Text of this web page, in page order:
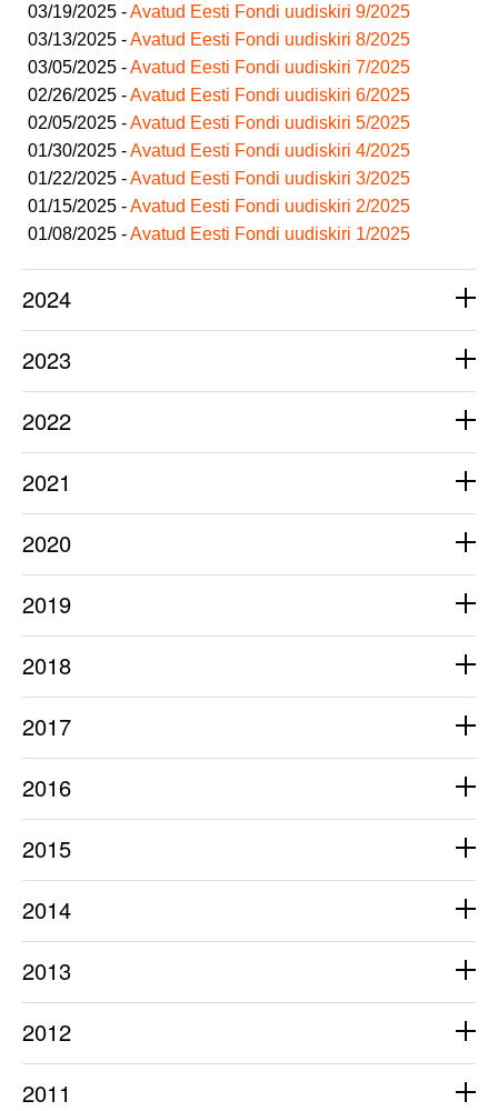
03/19/2025 -Avatud Eesti Fondi uudiskiri 9/2025
03/13/2025 -Avatud Eesti Fondi uudiskiri 8/2025
03/05/2025 -Avatud Eesti Fondi uudiskiri 7/2025
02/26/2025 -Avatud Eesti Fondi uudiskiri 6/2025
02/05/2025 -Avatud Eesti Fondi uudiskiri 5/2025
01/30/2025 -Avatud Eesti Fondi uudiskiri 4/2025
01/22/2025 -Avatud Eesti Fondi uudiskiri 3/2025
01/15/2025 -Avatud Eesti Fondi uudiskiri 2/2025
01/08/2025 -Avatud Eesti Fondi uudiskiri 1/2025
2024
2023
2022
2021
2020
2019
2018
2017
2016
2015
2014
2013
2012
2011